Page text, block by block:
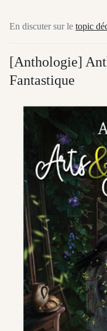
En discuter sur le topic
[Anthologie]
Fantastique